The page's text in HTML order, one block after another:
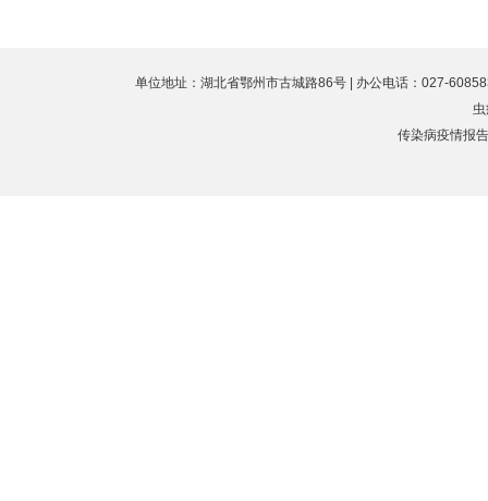
单位地址：湖北省鄂州市古城路86号 | 办公电话：027-
传染病疫情报